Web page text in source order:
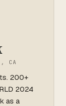
CA
200+
2024
as a